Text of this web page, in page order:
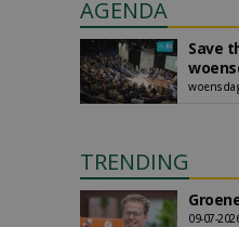
AGENDA
Save
TRENDING
09-07-